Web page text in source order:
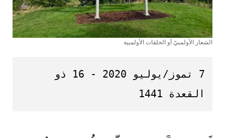
الشعار الأولمبيّ أو الحلقات الأولمبية
القعدة 1441